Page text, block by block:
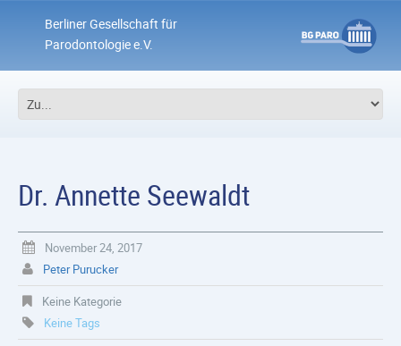
Berliner Gesellschaft für
Parodontologie e.V.
Dr. Annette Seewaldt
November 24, 2017
Peter Purucker
Keine Kategorie
Keine Tags